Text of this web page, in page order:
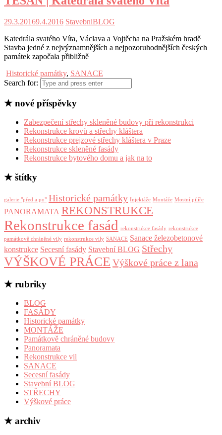
29.3.20169.4.2016 StavebniBLOG
Katedrála svatého Víta, Václava a Vojtěcha na Pražském hradě
Stavba jedné z nejvýznamnějších a nejpozoruhodnějších českých
památek započala přibližně
Historické památky, SANACE
Search for:
★ nové příspěvky
Zabezpečení střechy skleněné budovy při rekonstrukci
Rekonstrukce krovů a střechy kláštera
Rekonstrukce prejzové střechy kláštera v Praze
Rekonstrukce skleněné fasády
Rekonstrukce bytového domu a jak na to
★ štítky
galerie "před a po" Historické památky Injektáže Montáže Mostní pilíře
PANORAMATA REKONSTRUKCE
Rekonstrukce fasád rekonstrukce fasády rekonstrukce
památkově chráněné vily rekonstrukce vily SANACE Sanace železobetonové
konstrukce Secesní fasády Stavební BLOG Střechy
VÝŠKOVÉ PRÁCE Výškové práce z lana
★ rubriky
BLOG
FASÁDY
Historické památky
MONTÁŽE
Památkově chráněné budovy
Panoramata
Rekonstrukce vil
SANACE
Secesní fasády
Stavební BLOG
STŘECHY
Výškové práce
★ archiv